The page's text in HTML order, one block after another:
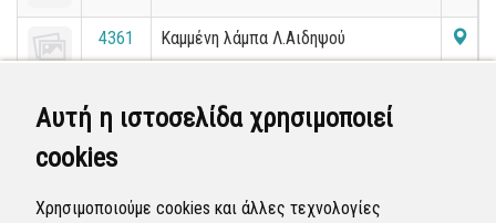
Αυτή η ιστοσελίδα χρησιμοποιεί
cookies
Χρησιμοποιούμε cookies και άλλες τεχνολογίες
4361 Καμμένη λάμπα Λ.Αιδηψού
ΚΑΜΕΝΗ ΛΑΜΠΑ ΑΙΔΗΨΟΣ
4873